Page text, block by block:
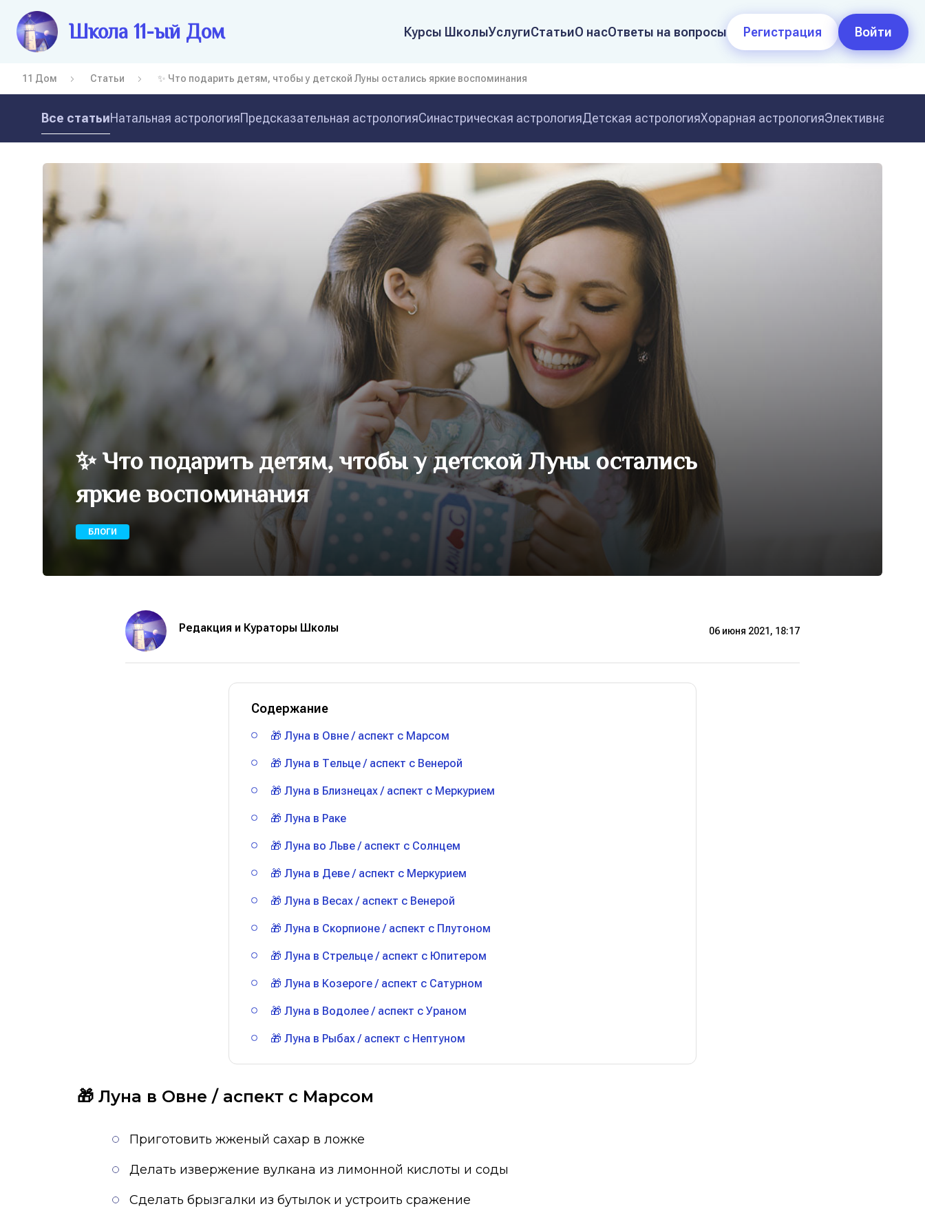
Школа 11-ый Дом Курсы ШколыУслугиСтатьиО насОтветы на вопросы Регистрация Войти
11 Дом Статьи ✨ Что подарить детям, чтобы у детской Луны остались яркие воспоминания
Все статьиНатальная астрологияПредсказательная астрологияСинастрическая астрологияДетская астрологияХорарная астрологияЭлективная
✨ Что подарить детям, чтобы у детской Луны остались
яркие воспоминания
БЛОГИ
Редакция и Кураторы Школы 06 июня 2021, 18:17
Содержание
🎁 Луна в Овне / аспект с Марсом
🎁 Луна в Тельце / аспект с Венерой
🎁 Луна в Близнецах / аспект с Меркурием
🎁 Луна в Раке
🎁 Луна во Льве / аспект с Солнцем
🎁 Луна в Деве / аспект с Меркурием
🎁 Луна в Весах / аспект с Венерой
🎁 Луна в Скорпионе / аспект с Плутоном
🎁 Луна в Стрельце / аспект с Юпитером
🎁 Луна в Козероге / аспект с Сатурном
🎁 Луна в Водолее / аспект с Ураном
🎁 Луна в Рыбах / аспект с Нептуном
🎁 Луна в Овне / аспект с Марсом
Приготовить жженый сахар в ложке
Делать извержение вулкана из лимонной кислоты и соды
Сделать брызгалки из бутылок и устроить сражение